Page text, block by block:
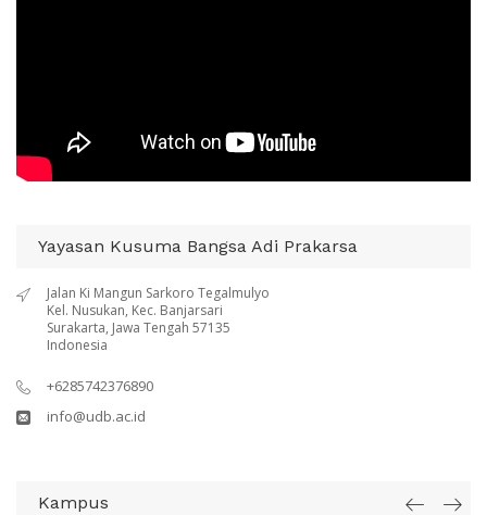
Yayasan Kusuma Bangsa Adi Prakarsa
Jalan Ki Mangun Sarkoro Tegalmulyo
Kel. Nusukan, Kec. Banjarsari
Surakarta, Jawa Tengah 57135
Indonesia
+6285742376890
info@udb.ac.id
Kampus